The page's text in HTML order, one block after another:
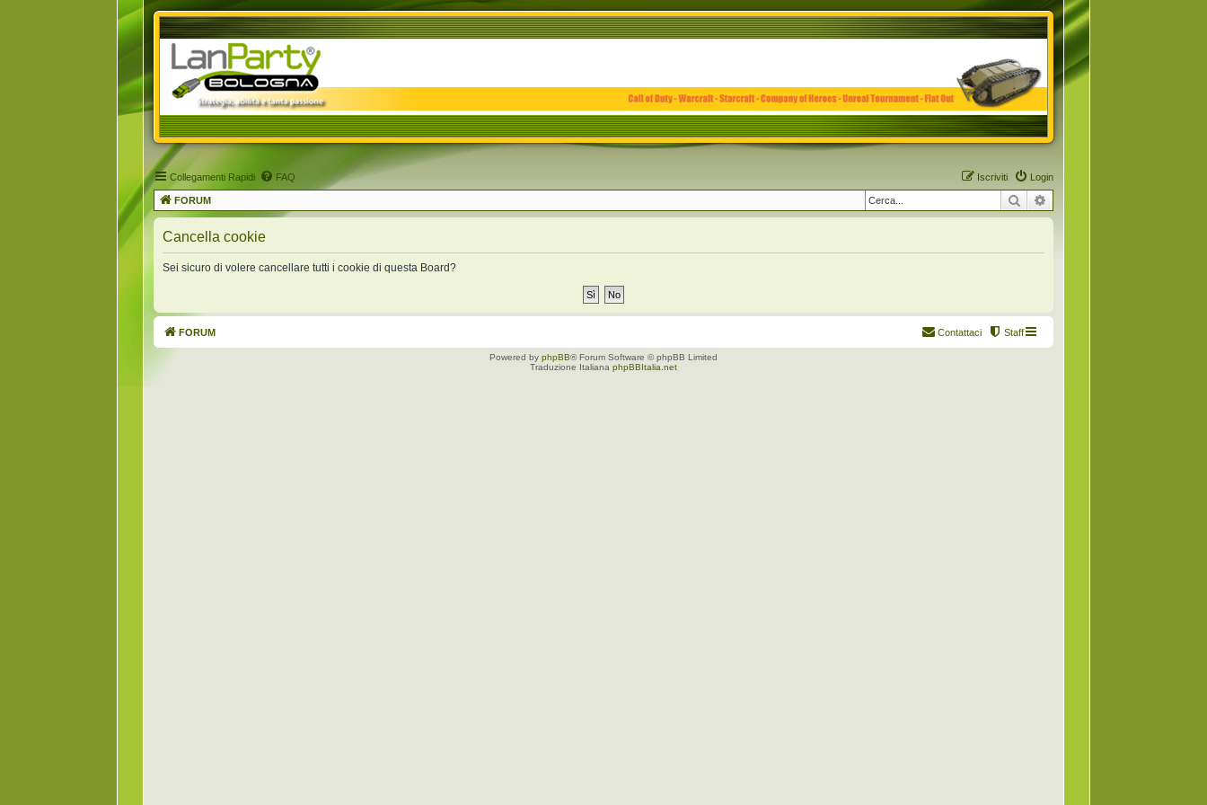
Collegamenti Rapidi FAQ Login
Iscriviti
FORUM Cerca
Cancella cookie
Sei sicuro di volere cancellare tutti i cookie di questa Board?
FORUM Staff
Contattaci
Powered by phpBB® Forum Software © phpBB Limited
Traduzione Italiana phpBBItalia.net